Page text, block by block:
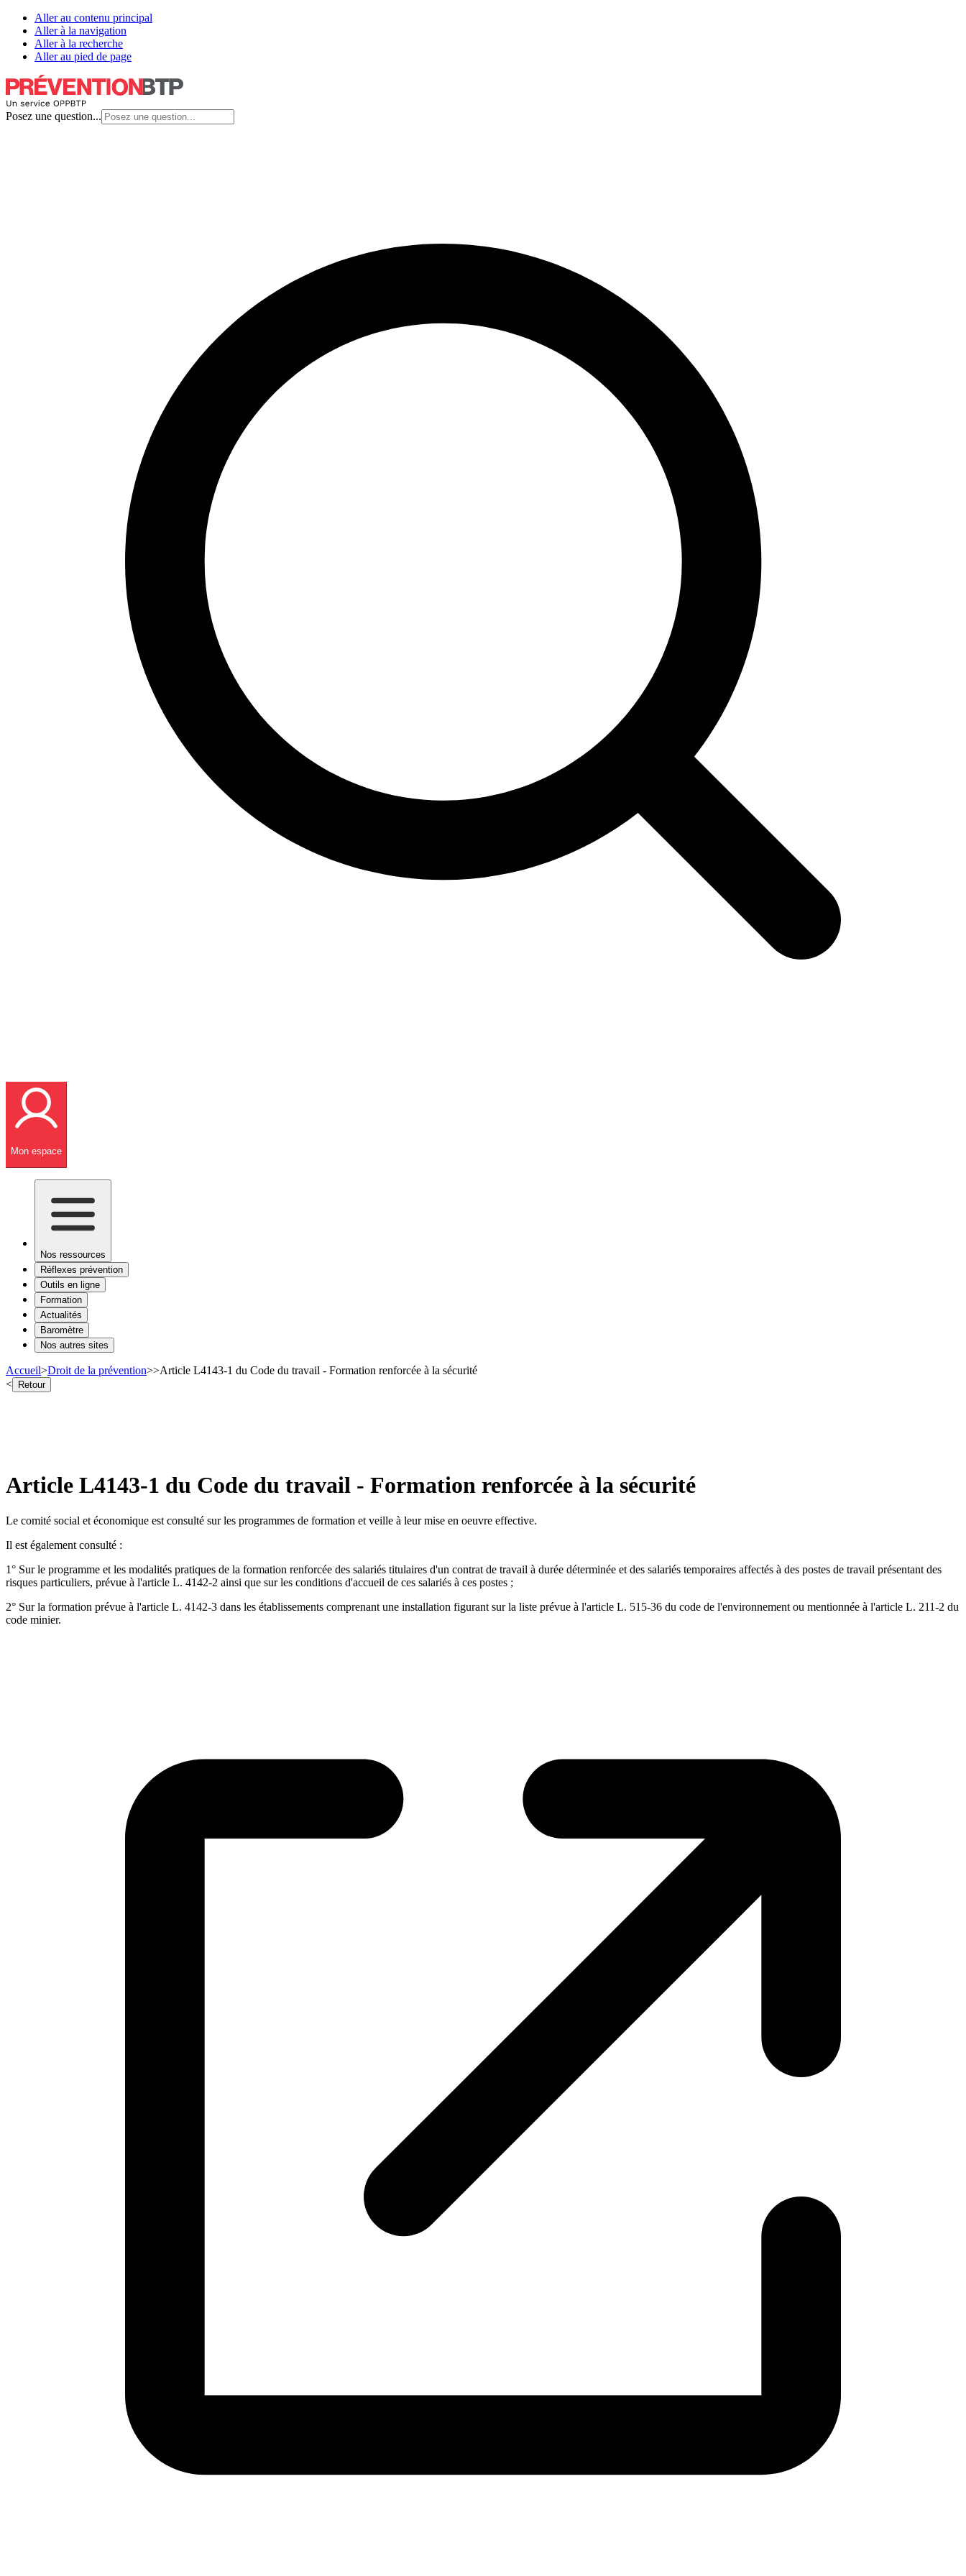
Aller au contenu principal
Aller à la navigation
Aller à la recherche
Aller au pied de page
Posez une question...
Mon espace
Nos ressources
Réflexes prévention
Outils en ligne
Formation
Actualités
Baromètre
Nos autres sites
Accueil>Droit de la prévention>>Article L4143-1 du Code du travail - Formation renforcée à la sécurité
< Retour
Article L4143-1 du Code du travail - Formation renforcée à la sécurité
Le comité social et économique est consulté sur les programmes de formation et veille à leur mise en oeuvre effective.
Il est également consulté :
1° Sur le programme et les modalités pratiques de la formation renforcée des salariés titulaires d'un contrat de travail à durée déterminée et des salariés temporaires affectés à des postes de travail présentant des
risques particuliers, prévue à l'article L. 4142-2 ainsi que sur les conditions d'accueil de ces salariés à ces postes ;
2° Sur la formation prévue à l'article L. 4142-3 dans les établissements comprenant une installation figurant sur la liste prévue à l'article L. 515-36 du code de l'environnement ou mentionnée à l'article L. 211-2 du
code minier.